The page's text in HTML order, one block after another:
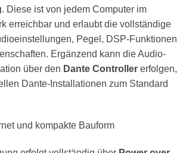
. Diese ist von jedem Computer im
erreichbar und erlaubt die vollständige
Pegel, DSP-Funktionen
Ergänzend kann die Audio-
über den Dante Controller erfolgen,
Dante-Installationen zum Standard
und kompakte Bauform